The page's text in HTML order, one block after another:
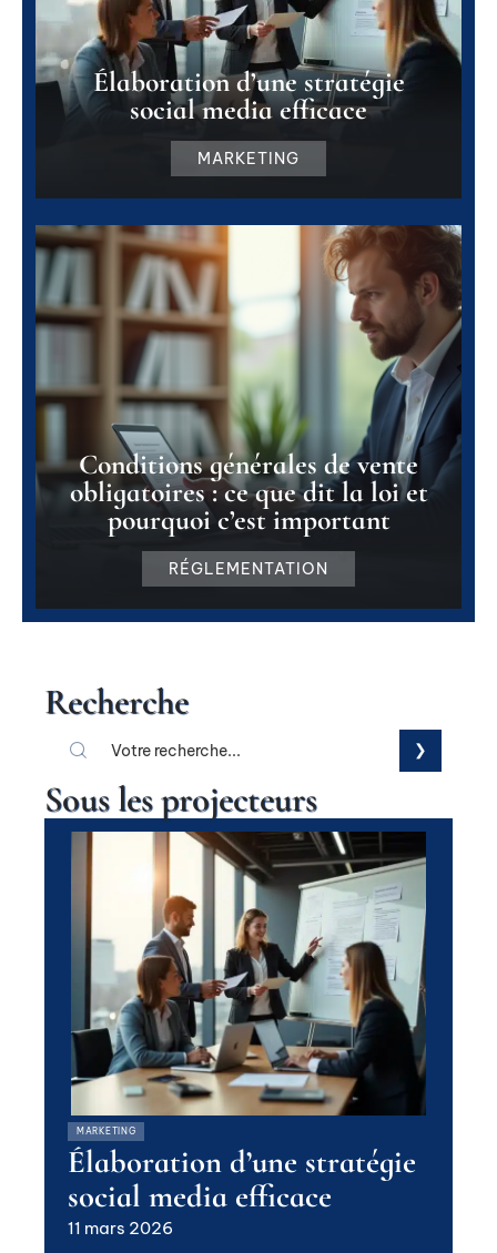
Élaboration d’une stratégie
social media efficace
MARKETING
Conditions générales de vente
obligatoires : ce que dit la loi et
pourquoi c’est important
RÉGLEMENTATION
Recherche
Sous les projecteurs
MARKETING
Élaboration d’une stratégie
social media efficace
11 mars 2026